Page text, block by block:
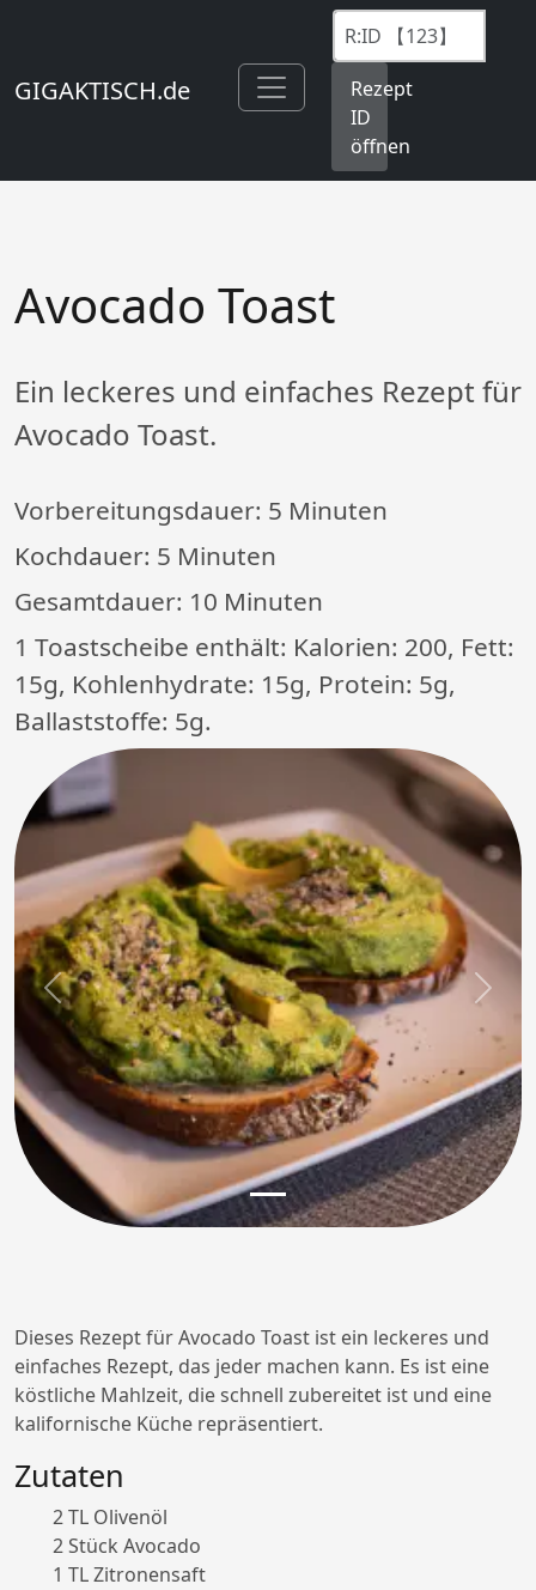
GIGAKTISCH.de
Rezept
ID
öffnen
Avocado Toast
Ein leckeres und einfaches Rezept für
Avocado Toast.
Vorbereitungsdauer: 5 Minuten
Kochdauer: 5 Minuten
Gesamtdauer: 10 Minuten
1 Toastscheibe enthält: Kalorien: 200, Fett:
15g, Kohlenhydrate: 15g, Protein: 5g,
Ballaststoffe: 5g.
Previous Next
Dieses Rezept für Avocado Toast ist ein leckeres und
einfaches Rezept, das jeder machen kann. Es ist eine
köstliche Mahlzeit, die schnell zubereitet ist und eine
kalifornische Küche repräsentiert.
Zutaten
2 TL Olivenöl
2 Stück Avocado
1 TL Zitronensaft